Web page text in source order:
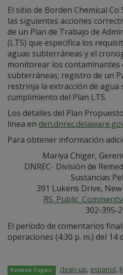
El sitio de Borden Chemical
las siguientes acciones
de un Plan de Trabajo de
(LTS) que especifica los
aguas subterráneas y el
monitorear los contaminantes
subterráneas; registro de un
restrinja la extracción de agua
cumplimiento del Plan LTS.
Los detalles del Plan
línea en
Para obtener información
Mariya Chiger,
DNREC- División de
Sustancias
391 Lukens Drive, New
302-395-
El período de comentarios
operaciones (4:30 p. m.) del 14
Related Topics: clean-up, espanol,